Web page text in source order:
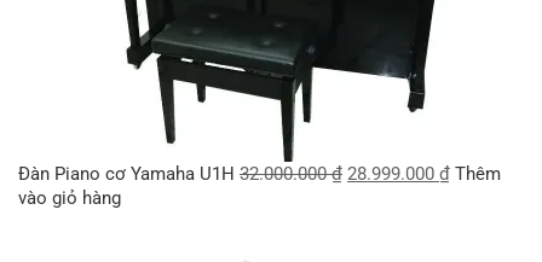
Đàn Piano cơ Yamaha U1H 32.000.000₫ 28.999.000 ₫ Thêm
vào giỏ hàng